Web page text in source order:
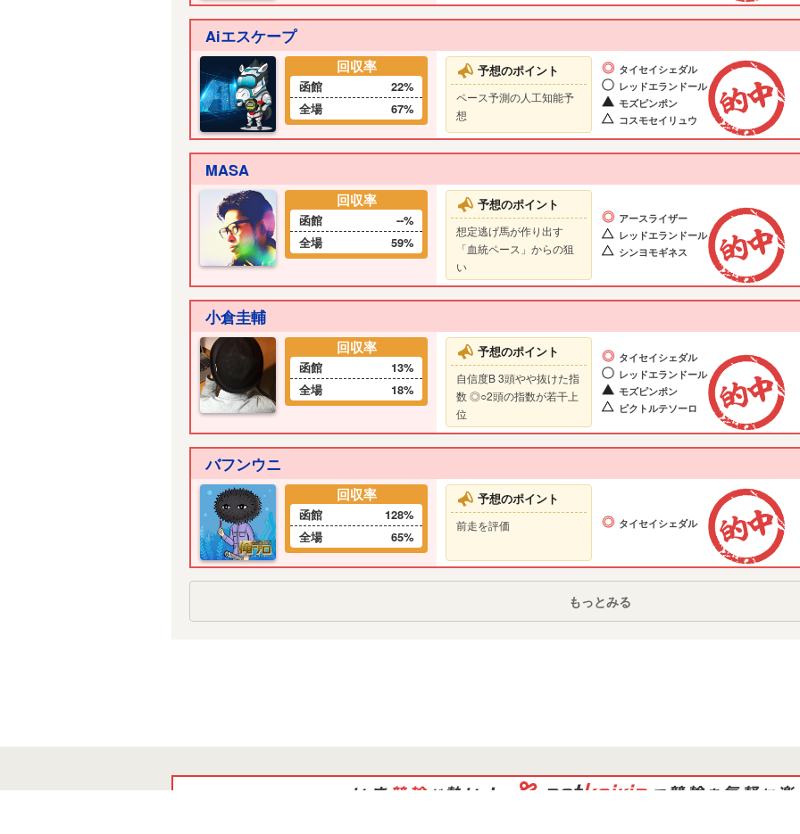
Aiエスケープ
回収率
函館
22%
全場
67%
予想のポイント
ペース予測の人工知能予
想
タイセイシェダル
レッドエランドール
モズピンポン
コスモセイリュウ
MASA
回収率
函館
--%
全場
59%
予想のポイント
想定逃げ馬が作り出す
「血統ペース」からの狙
い
アースライザー
レッドエランドール
シンヨモギネス
小倉圭輔
回収率
函館
13%
全場
18%
予想のポイント
自信度B 3頭やや抜けた指
数 ◎○2頭の指数が若干上
位
タイセイシェダル
レッドエランドール
モズピンポン
ピクトルテソーロ
バフンウニ
回収率
函館
128%
全場
65%
予想のポイント
前走を評価 タイセイシェダル
もっとみる